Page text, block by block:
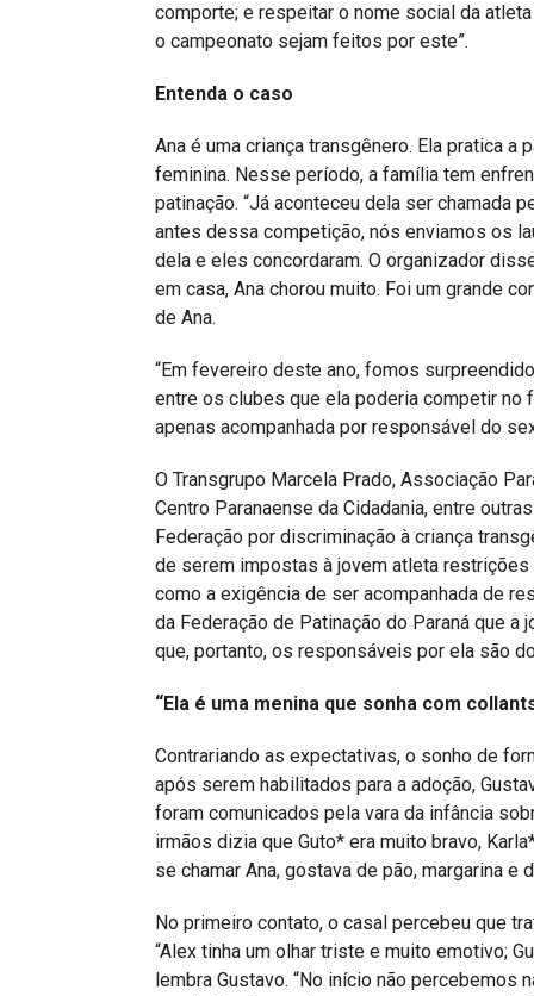
comporte; e respeitar o nome social da
o campeonato sejam feitos por este”.
Entenda o caso
Ana é uma criança transgênero. Ela pratica
feminina. Nesse período, a família tem
patinação. “Já aconteceu dela ser chamada
antes dessa competição, nós enviamos os
dela e eles concordaram. O organizador
em casa, Ana chorou muito. Foi um grande
de Ana.
“Em fevereiro deste ano, fomos
entre os clubes que ela poderia competir no
apenas acompanhada por responsável do
O Transgrupo Marcela Prado, Associação
Centro Paranaense da Cidadania, entre
Federação por discriminação à criança
de serem impostas à jovem atleta
como a exigência de ser acompanhada de
da Federação de Patinação do Paraná que
que, portanto, os responsáveis por ela são
“Ela é uma menina que sonha com
Contrariando as expectativas, o sonho de
após serem habilitados para a adoção,
foram comunicados pela vara da infância
irmãos dizia que Guto* era muito bravo,
se chamar Ana, gostava de pão, margarina
No primeiro contato, o casal percebeu que
“Alex tinha um olhar triste e muito emotivo;
lembra Gustavo. “No início não percebemos